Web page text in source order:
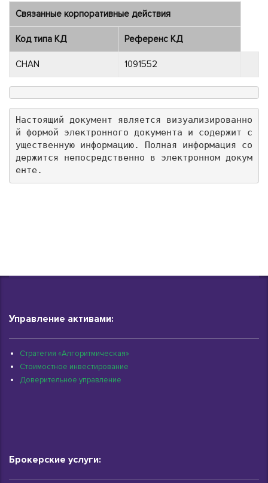
Связанные корпоративные действия
Код типа КД Референс КД
CHAN 1091552
Настоящий документ является визуализированно
й формой электронного документа и содержит с
ущественную информацию. Полная информация со
держится непосредственно в электронном докум
енте.
Управление активами:
Стратегия «Алгоритмическая»
Стоимостное инвестирование
Доверительное управление
Брокерские услуги: